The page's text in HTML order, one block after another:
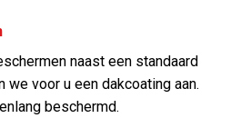
naast een standaard
we voor u een dakcoating aan.
beschermd.